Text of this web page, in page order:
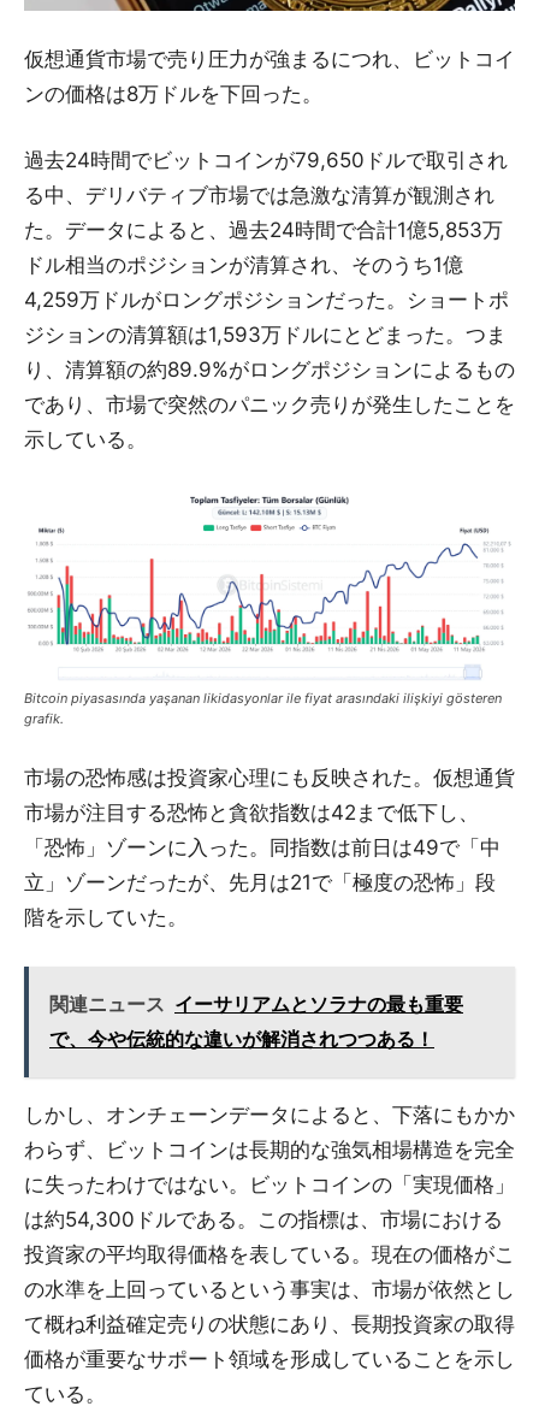
仮想通貨市場で売り圧力が強まるにつれ、ビットコイ
ンの価格は8万ドルを下回った。
過去24時間でビットコインが79,650ドルで取引され
る中、デリバティブ市場では急激な清算が観測され
た。データによると、過去24時間で合計1億5,853万
ドル相当のポジションが清算され、そのうち1億
4,259万ドルがロングポジションだった。ショートポ
ジションの清算額は1,593万ドルにとどまった。つま
り、清算額の約89.9%がロングポジションによるもの
であり、市場で突然のパニック売りが発生したことを
示している。
Bitcoin piyasasında yaşanan likidasyonlar ile fiyat arasındaki ilişkiyi gösteren
grafik.
市場の恐怖感は投資家心理にも反映された。仮想通貨
市場が注目する恐怖と貪欲指数は42まで低下し、
「恐怖」ゾーンに入った。同指数は前日は49で「中
立」ゾーンだったが、先月は21で「極度の恐怖」段
階を示していた。
関連ニュース イーサリアムとソラナの最も重要
で、今や伝統的な違いが解消されつつある！
しかし、オンチェーンデータによると、下落にもかか
わらず、ビットコインは長期的な強気相場構造を完全
に失ったわけではない。ビットコインの「実現価格」
は約54,300ドルである。この指標は、市場における
投資家の平均取得価格を表している。現在の価格がこ
の水準を上回っているという事実は、市場が依然とし
て概ね利益確定売りの状態にあり、長期投資家の取得
価格が重要なサポート領域を形成していることを示し
ている。